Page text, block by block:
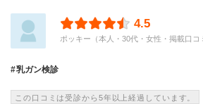
4.5
ポッキー（本人・30代・女性・掲載口コ
乳ガン検診
この口コミは受診から5年以上経過しています。